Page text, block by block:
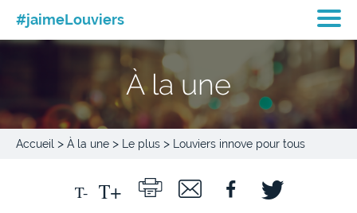
#jaimeLouviers
À la une
Accueil > À la une > Le plus > Louviers innove pour tous